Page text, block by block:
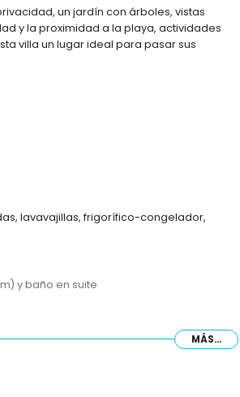
un jardín con árboles, vistas
y la proximidad a la playa, actividades
villa un lugar ideal para pasar sus
lavavajillas, frigorífico-congelador,
y baño en suite
MÁS...